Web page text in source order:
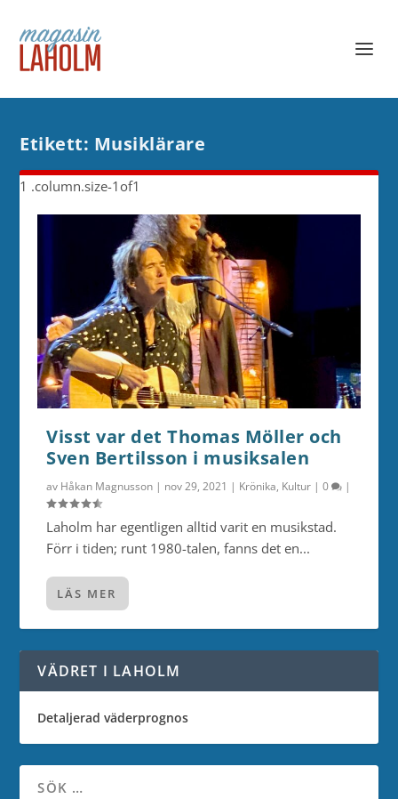
Etikett: Musiklärare
Visst var det Thomas Möller och
Sven Bertilsson i musiksalen
av Håkan Magnusson | nov 29, 2021 | Krönika, Kultur |0 |
Laholm har egentligen alltid varit en musikstad.
Förr i tiden; runt 1980-talen, fanns det en...
LÄS MER
VÄDRET I LAHOLM
Detaljerad väderprognos